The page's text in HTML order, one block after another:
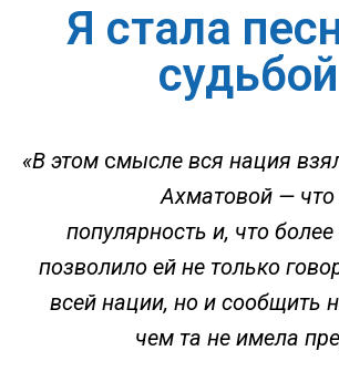
Я стала
судьбой
«В этом смысле вся нация
Ахматовой — что
популярность и, что
позволило ей не только
всей нации, но и сообщить
чем та не имела